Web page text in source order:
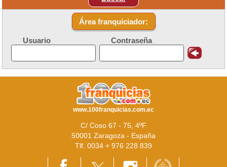
Área franquiciador:
Usuario Contraseña
www.100franquicias.com.ec
C/ Coso 67 - 75, 4ºF
50001 Zaragoza - España
Tlf. 0034 + 976 228 839